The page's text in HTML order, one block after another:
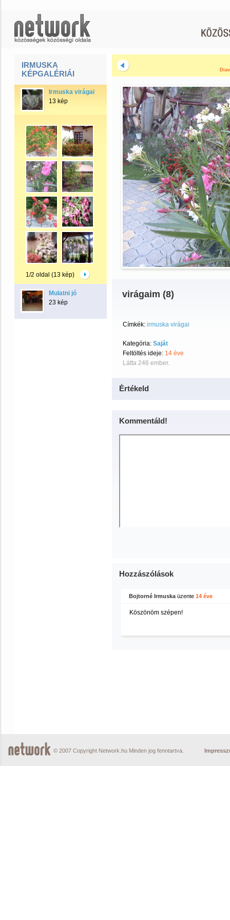
IRMUSKA
KÉPGALÉRIÁI
Irmuska virágai
13 kép
1/2 oldal (13 kép)
Mulatni jó
23 kép
virágaim (8)
Címkék: irmuska virágai
Kategória: Saját
Feltöltés ideje: 14 éve
Látta 246 ember.
Értékeld
Kommentáld!
Hozzászólások
Bojtorné Irmuska üzente 14 éve
Köszönöm szépen!
© 2007 Copyright Network.hu Minden jog fenntartva.